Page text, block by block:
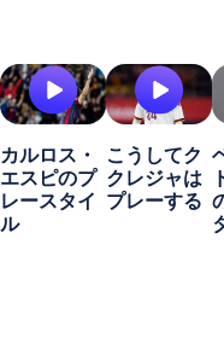
カルロス・
エスピのプ
レースタイ
ル
こうしてク
クレジャは
プレーする